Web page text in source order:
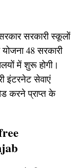
सरकारी स्कूलों
48 सरकारी
में शुरू होगी।
इंटरनेट सेवाएं
करने प्राप्त के